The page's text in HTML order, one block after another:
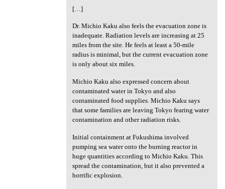
[…]
Dr. Michio Kaku also feels the evacuation zone is
inadequate. Radiation levels are increasing at 25
miles from the site. He feels at least a 50-mile
radius is minimal, but the current evacuation zone
is only about six miles.
Michio Kaku also expressed concern about
contaminated water in Tokyo and also
contaminated food supplies. Michio Kaku says
that some families are leaving Tokyo fearing water
contamination and other radiation risks.
Initial containment at Fukushima involved
pumping sea water onto the burning reactor in
huge quantities according to Michio Kaku. This
spread the contamination, but it also prevented a
horrific explosion.